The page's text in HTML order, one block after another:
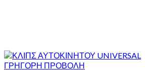
ΓΡΗΓΟΡΗ ΠΡΟΒΟΛΗ